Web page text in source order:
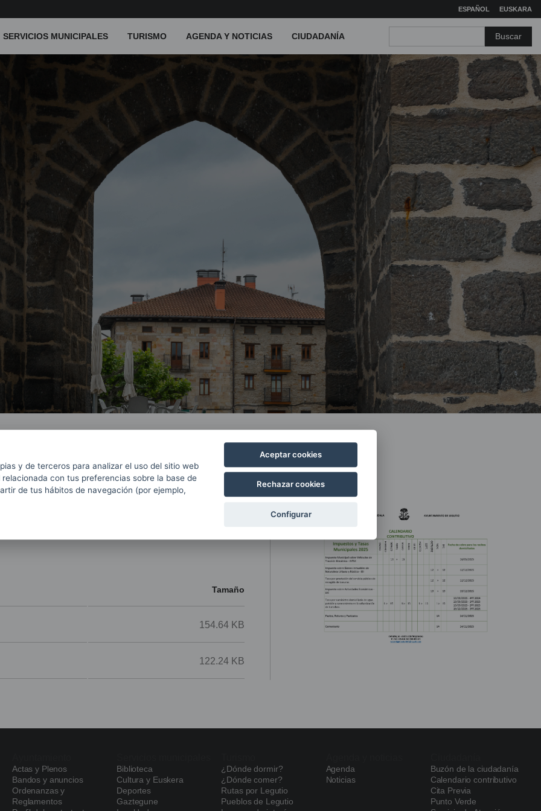
ESPAÑOL EUSKARA
SERVICIOS MUNICIPALES TURISMO AGENDA Y NOTICIAS CIUDADANÍA
Tamaño
154.64 KB
122.24 KB
Navegación
principal
Actas y Plenos
Bandos y anuncios
Ordenanzas y
Reglamentos
Biblioteca
Cultura y Euskera
Deportes
Gaztegune
¿Dónde dormir?
¿Dónde comer?
Rutas por Legutio
Pueblos de Legutio
Agenda
Noticias
Buzón de la ciudadanía
Calendario contributivo
Cita Previa
Punto Verde
y de terceros para analizar el uso del sitio web
con tus preferencias sobre la base de
de tus hábitos de navegación (por ejemplo,
Aceptar cookies
Rechazar cookies
Configurar